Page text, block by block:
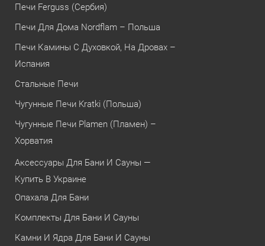
Печи Ferguss (Сербия)
Печи Для Дома Nordflam – Польша
Печи Камины С Духовкой, На Дровах –
Испания
Стальные Печи
Чугунные Печи Kratki (Польша)
Чугунные Печи Plamen (Пламен) –
Хорватия
Аксессуары Для Бани И Сауны —
Купить В Украине
Опахала Для Бани
Комплекты Для Бани И Сауны
Камни И Ядра Для Бани И Сауны